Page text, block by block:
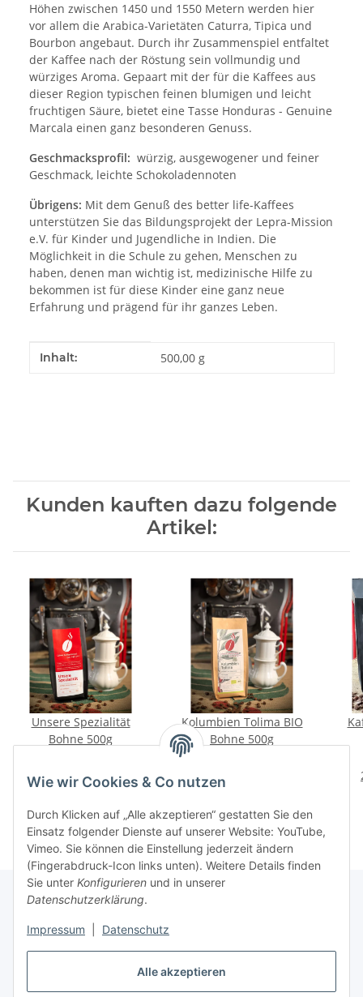
Alle akzeptieren
Wie wir Cookies & Co nutzen
Durch Klicken auf „Alle akzeptieren“ gestatten Sie den
Einsatz folgender Dienste auf unserer Website: YouTube,
Vimeo. Sie können die Einstellung jederzeit ändern
(Fingerabdruck-Icon links unten). Weitere Details finden
Sie unter Konfigurieren und in unserer
Datenschutzerklärung.
Impressum Datenschutz
Höhen zwischen 1450 und 1550 Metern werden hier
vor allem die Arabica-Varietäten Caturra, Tipica und
Bourbon angebaut. Durch ihr Zusammenspiel entfaltet
der Kaffee nach der Röstung sein vollmundig und
würziges Aroma. Gepaart mit der für die Kaffees aus
dieser Region typischen feinen blumigen und leicht
fruchtigen Säure, bietet eine Tasse Honduras - Genuine
Marcala einen ganz besonderen Genuss.
Geschmacksprofil: würzig, ausgewogener und feiner
Geschmack, leichte Schokoladennoten
Übrigens: Mit dem Genuß des better life-Kaffees
unterstützen Sie das Bildungsprojekt der Lepra-Mission
e.V. für Kinder und Jugendliche in Indien. Die
Möglichkeit in die Schule zu gehen, Menschen zu
haben, denen man wichtig ist, medizinische Hilfe zu
bekommen ist für diese Kinder eine ganz neue
Erfahrung und prägend für ihr ganzes Leben.
Produkteigenschaft
Wert
Inhalt: 500,00 g
Kunden kauften dazu folgende
Artikel:
Unsere Spezialität
Bohne 500g
29,80 € pro 1 kg
Kolumbien Tolima BIO
Bohne 500g
32,40 € pro 1 kg
Informationen
Gesetzliche Informationen